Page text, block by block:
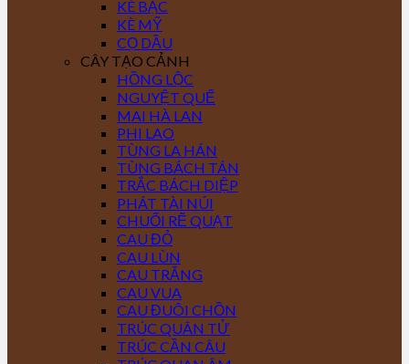
KÈ BẠC
KÈ MỸ
CỌ DẦU
CÂY TẠO CẢNH
HỒNG LỘC
NGUYỆT QUẾ
MAI HÀ LAN
PHI LAO
TÙNG LA HÁN
TÙNG BÁCH TÁN
TRẮC BÁCH DIỆP
PHÁT TÀI NÚI
CHUỐI RẼ QUẠT
CAU ĐỎ
CAU LÙN
CAU TRẮNG
CAU VUA
CAU ĐUÔI CHỒN
TRÚC QUÂN TỬ
TRÚC CẦN CÂU